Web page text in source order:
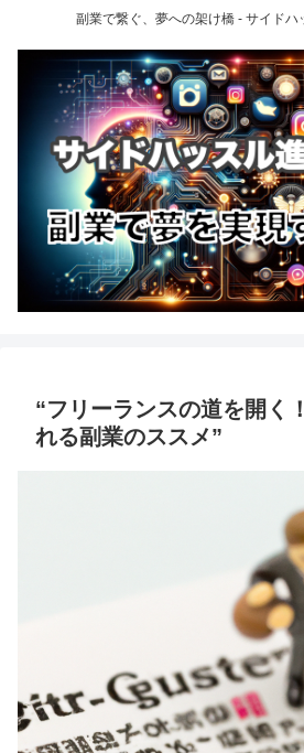
副業で繋ぐ、夢への架け橋 - サイドハ
“フリーランスの道を開く
れる副業のススメ”